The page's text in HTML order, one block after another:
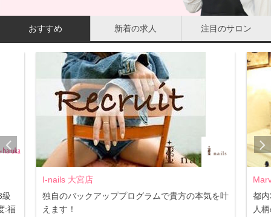
おすすめ 新着の求人 注目のサロン
:福
I-nails 大宮店
独自のバックアッププログラムで貴方の本気を叶
えます！
都
人